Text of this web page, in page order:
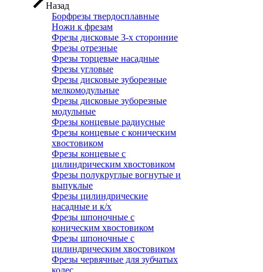
Назад
Борфрезы твердосплавные
Ножи к фрезам
Фрезы дисковые 3-х сторонние
Фрезы отрезные
Фрезы торцевые насадные
Фрезы угловые
Фрезы дисковые зуборезные
мелкомодульные
Фрезы дисковые зуборезные
модульные
Фрезы концевые радиусные
Фрезы концевые с коническим
хвостовиком
Фрезы концевые с
цилиндрическим хвостовиком
Фрезы полукруглые вогнутые и
выпуклые
Фрезы цилиндрические
насадные и к/х
Фрезы шпоночные с
коническим хвостовиком
Фрезы шпоночные с
цилиндрическим хвостовиком
Фрезы червячные для зубчатых
колес